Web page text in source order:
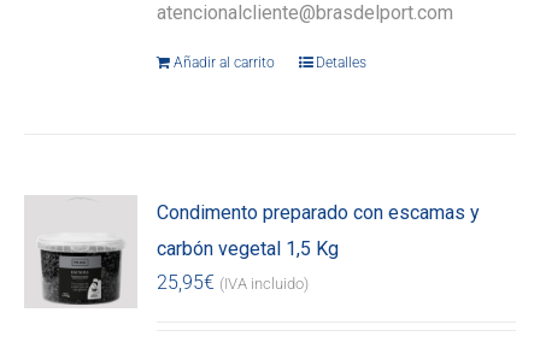
atencionalcliente@brasdelport.com
Añadir al carrito Detalles
Condimento preparado con escamas y
carbón vegetal 1,5 Kg
25,95€ (IVA incluido)